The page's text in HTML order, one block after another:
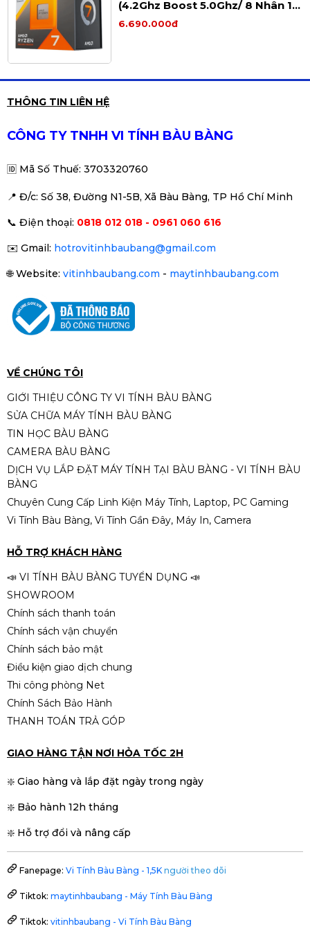
🔧 4. Khả năng tương thích linh
kiện
🔌 SocketAM4, tương thích nhiều main:
🖥B450 | B550 | X470 | X570
⚡ SSD NVMe PCIe 4.0 tốc độ cao
Kết hợp tốt với:
RX 6700XT
🔥 Build thànhdàn máy gaming cực kỳ cân
📌Phiên bản:
✔ Hàng mới 100%
✔ Không hộp – không tản nhiệt
✔ Bảo hành theo shop
(4.2Ghz Boost 5.0Ghz/ 8 Nhân 16
luồng/ 104Mb) Tray New
6.690.000đ
/ 16 Threads | 96 MB Cache)
Liên hệ
Upto 4.2GHz / 19MB / 6 Cores, 12
CPU AMD Ryzen 7 5700G ( 8
Nhân 16 Luồng, 20MB , 65W,
THÔNG TIN LIÊN HỆ
CÔNG TY TNHH VI TÍNH BÀU BÀNG
🆔 Mã Số Thuế: 3703320760
📍 Đ/c: Số 38, Đường N1-5B, Xã Bàu Bàng, TP Hồ Chí Minh
📞 Điện thoại: 0818 012 018 - 0961 060 616
✉️ Gmail: hotrovitinhbaubang@gmail.com
🌐Website: vitinhbaubang.com - maytinhbaubang.com
VỀ CHÚNG TÔI
GIỚI THIỆU CÔNG TY VI TÍNH BÀU BÀNG
SỬA CHỮA MÁY TÍNH BÀU BÀNG
TIN HỌC BÀU BÀNG
CAMERA BÀU BÀNG
DỊCH VỤ LẮP ĐẶT MÁY TÍNH TẠI BÀU BÀNG - VI TÍNH BÀU
BÀNG
Chuyên Cung Cấp Linh Kiện Máy Tính, Laptop, PC Gaming
Vi Tính Bàu Bàng, Vi Tính Gần Đây, Máy In, Camera
HỖ TRỢ KHÁCH HÀNG
📣 VI TÍNH BÀU BÀNG TUYỂN DỤNG 📣
SHOWROOM
Chính sách thanh toán
Chính sách vận chuyển
Chính sách bảo mật
Điều kiện giao dịch chung
Thi công phòng Net
Chính Sách Bảo Hành
THANH TOÁN TRẢ GÓP
GIAO HÀNG TẬN NƠI HỎA TỐC 2H
❇️ Giao hàng và lắp đặt ngày trong ngày
❇️ Bảo hành 12h tháng
❇️ Hỗ trợ đổi và nâng cấp
Fanepage: Vi Tính Bàu Bàng - 1,5K người theo dõi
Tiktok: maytinhbaubang - Máy Tính Bàu Bàng
Tiktok: vitinhbaubang - Vi Tính Bàu Bàng